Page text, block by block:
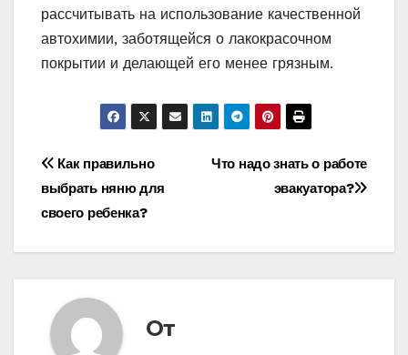
рассчитывать на использование качественной
автохимии, заботящейся о лакокрасочном
покрытии и делающей его менее грязным.
Навигация
по
записям
Что надо знать о работе
эвакуатора?
Как правильно
выбрать няню для
своего ребенка?
От